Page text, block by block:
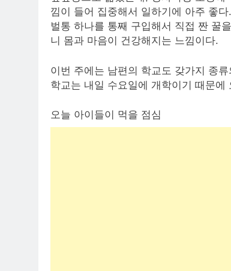
낌이 들어 집중해서 일하기에 아주 좋
벌통 하나를 통째 구입해서 직접 짠 꿀
니 몸과 마음이 건강해지는 느낌이다.
이번 주에는 남편의 학교도 갖가지 종
학교는 내일 수요일에 개학이기 때문
오늘 아이들이 먹을 점심